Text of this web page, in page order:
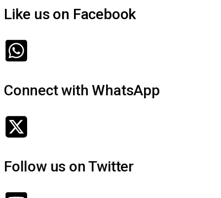
Like us on Facebook
Connect with WhatsApp
Follow us on Twitter